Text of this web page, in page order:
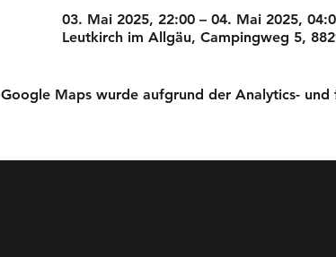
03. Mai 2025, 22:00 – 04. Mai 2025,
Leutkirch im Allgäu, Campingweg 5,
Google Maps wurde aufgrund der Analytics-